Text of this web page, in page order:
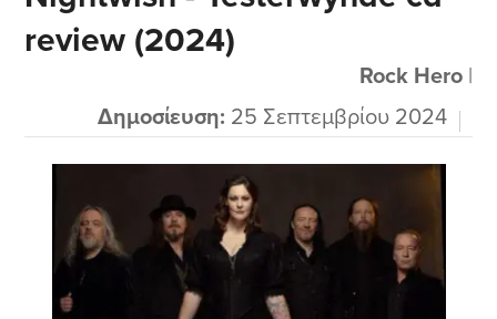
ενδιαφέροντες μιας και παίζουν φυσικά το
review (2024)
Rock Hero|
Δημοσίευση: 25 Σεπτεμβρίου 2024